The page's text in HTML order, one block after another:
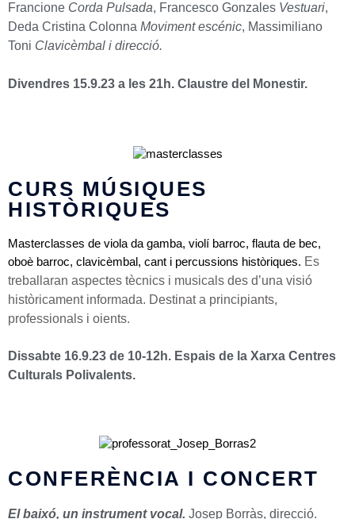
Francione Corda Pulsada, Francesco Gonzales Vestuari,
Deda Cristina Colonna Moviment escénic, Massimiliano
Toni Clavicèmbal i direcció.
Divendres 15.9.23 a les 21h. Claustre del Monestir.
CURS MÚSIQUES
HISTÒRIQUES
Masterclasses de viola da gamba, violí barroc, flauta de bec,
oboè barroc, clavicèmbal, cant i percussions històriques. Es
treballaran aspectes tècnics i musicals des d’una visió
històricament informada. Destinat a principiants,
professionals i oients.
Dissabte 16.9.23 de 10-12h. Espais de la Xarxa Centres
Culturals Polivalents.
CONFERÈNCIA I CONCERT
El baixó, un instrument vocal. Josep Borràs, direcció.